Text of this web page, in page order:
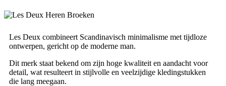
Les Deux combineert Scandinavisch minimalisme met tijdloze
ontwerpen, gericht op de moderne man.
Dit merk staat bekend om zijn hoge kwaliteit en aandacht voor
detail, wat resulteert in stijlvolle en veelzijdige kledingstukken
die lang meegaan.